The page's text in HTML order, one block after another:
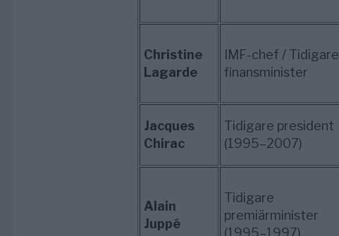
Christine
Lagarde
IMF-chef / Tidigare
finansminister
Jacques
Chirac
Tidigare president
(1995–2007)
Alain
Juppé
Tidigare
premiärminister
(1995–1997)